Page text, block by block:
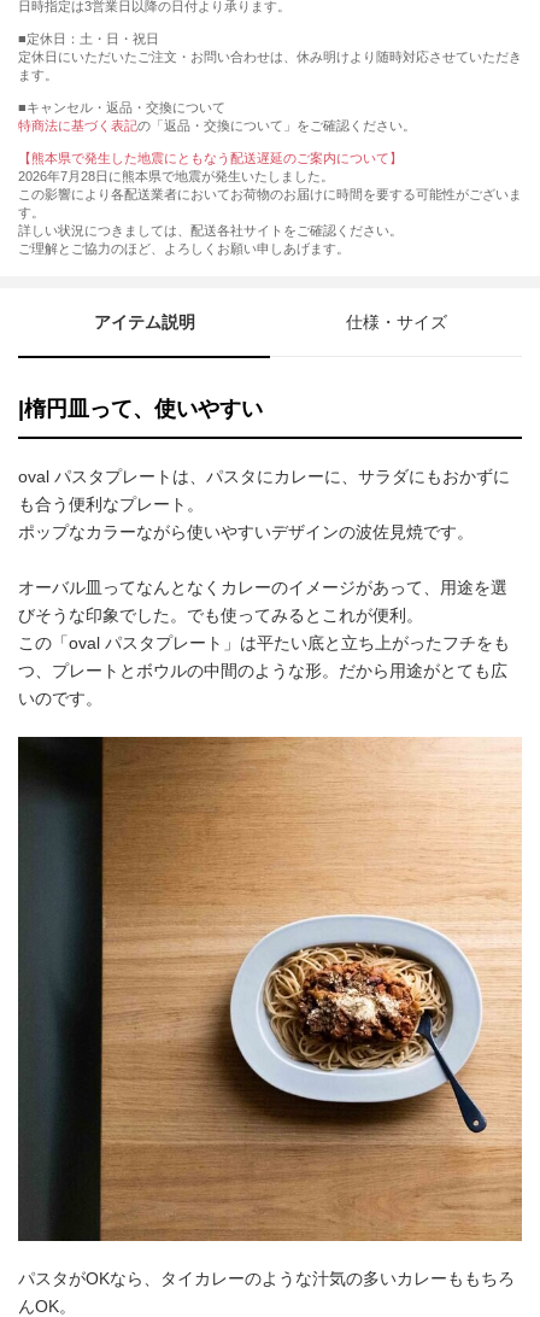
日時指定は3営業日以降の日付より承ります。
■定休日：土・日・祝日
定休日にいただいたご注文・お問い合わせは、休み明けより随時対応させていただき
ます。
■キャンセル・返品・交換について
特商法に基づく表記の「返品・交換について」をご確認ください。
【熊本県で発生した地震にともなう配送遅延のご案内について】
2026年7月28日に熊本県で地震が発生いたしました。
この影響により各配送業者においてお荷物のお届けに時間を要する可能性がございま
す。
詳しい状況につきましては、配送各社サイトをご確認ください。
ご理解とご協力のほど、よろしくお願い申しあげます。
アイテム説明 仕様・サイズ
|楕円皿って、使いやすい
oval パスタプレートは、パスタにカレーに、サラダにもおかずに
も合う便利なプレート。
ポップなカラーながら使いやすいデザインの波佐見焼です。
オーバル皿ってなんとなくカレーのイメージがあって、用途を選
びそうな印象でした。でも使ってみるとこれが便利。
この「oval パスタプレート」は平たい底と立ち上がったフチをも
つ、プレートとボウルの中間のような形。だから用途がとても広
いのです。
パスタがOKなら、タイカレーのような汁気の多いカレーももちろ
んOK。